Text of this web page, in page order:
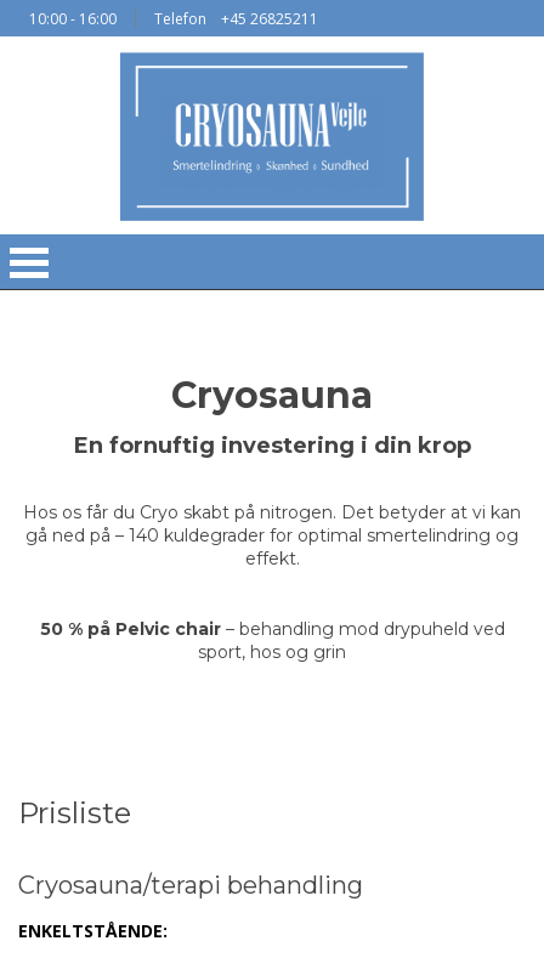
10:00 - 16:00 Telefon +45 26825211
Cryosauna
En fornuftig investering i din krop
Hos os får du Cryo skabt på nitrogen. Det betyder at vi kan
gå ned på – 140 kuldegrader for optimal smertelindring og
effekt.
50 % på Pelvic chair– behandling mod drypuheld ved
sport, hos og grin
Prisliste
Cryosauna/terapi behandling
ENKELTSTÅENDE: